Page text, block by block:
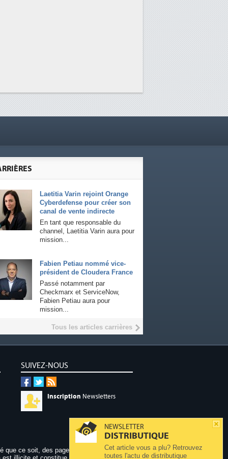
NEWSLETTER
DISTRIBUTIQUE
Cet article vous a plu? Retrouvez
toutes l'actu de distributique
Laetitia Varin rejoint Orange
Cyberdefense pour créer son
canal de vente indirecte
En tant que responsable du
channel, Laetitia Varin aura pour
mission...
Fabien Petiau nommé vice-
président de Cloudera France
Passé notamment par
Checkmarx et ServiceNow,
Fabien Petiau aura pour
mission...
Tous les articles carrières
SUIVEZ-NOUS
Inscription Newsletters
que ce soit, des pages publiées sur ce site,